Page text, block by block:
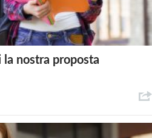
nostra proposta